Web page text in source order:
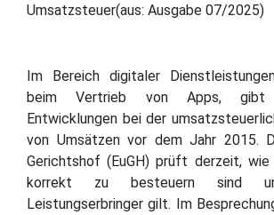
Umsatzsteuer(aus: Ausgabe 07/2025)
Im Bereich digitaler
beim Vertrieb von Apps,
Entwicklungen bei der
von Umsätzen vor dem Jahr 2015.
Gerichtshof (EuGH) prüft derzeit,
korrekt zu besteuern sind
Leistungserbringer gilt. Im